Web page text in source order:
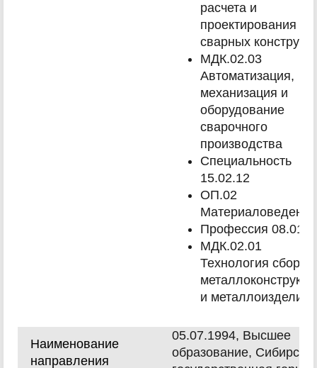
расчета и
проектирования
сварных
МДК.02.03
Автоматизация,
механизация и
оборудование
сварочного
производства
Специальность
15.02.12
ОП.02
Материаловедение
Профессия
МДК.02.01
Технология сборки
и металлоизделий
Наименование
направления
05.07.1994, Высшее
образование,